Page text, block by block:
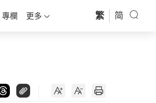
專欄 更多 繁 简